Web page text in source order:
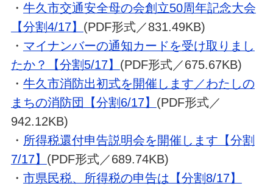
・ 牛久市交通安全母の会創立50周年記念大会
【分割4/17】 (PDF形式／831.49KB)
・ マイナンバーの通知カードを受け取りまし
たか？
【分割5/17】 (PDF形式／675.67KB)
・ 牛久市消防出初式を開催します／わたしの
まちの消防団【分割6/17】 (PDF形式／
942.12KB)
・ 所得税還付申告説明会を開催します【分割
7/17】 (PDF形式／689.74KB)
・ 市県民税、所得税の申告は【分割8/17】